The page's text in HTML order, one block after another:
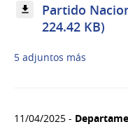
Partido
224.42 KB)
5 adjuntos más
11/04/2025 -